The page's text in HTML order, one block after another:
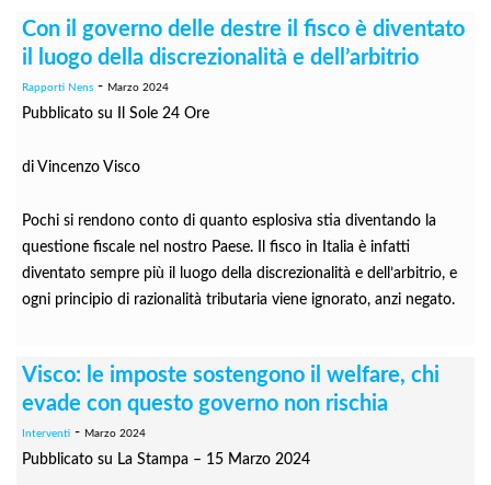
Con il governo delle destre il fisco è diventato
il luogo della discrezionalità e dell’arbitrio
Rapporti Nens - Marzo 2024
Pubblicato su Il Sole 24 Ore
di Vincenzo Visco
Pochi si rendono conto di quanto esplosiva stia diventando la
questione fiscale nel nostro Paese. Il fisco in Italia è infatti
diventato sempre più il luogo della discrezionalità e dell’arbitrio, e
ogni principio di razionalità tributaria viene ignorato, anzi negato.
Visco: le imposte sostengono il welfare, chi
evade con questo governo non rischia
Interventi - Marzo 2024
Pubblicato su La Stampa – 15 Marzo 2024